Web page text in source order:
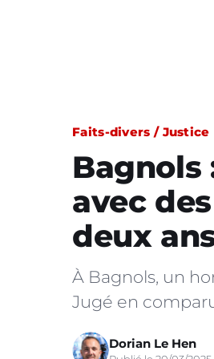
Faits-divers / Justice
Bagnols
avec
deux
À Bagnols, un
Jugé en
Dorian Le Hen